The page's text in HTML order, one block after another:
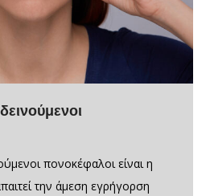
πονοκέφαλοι είναι η
την άμεση εγρήγορση